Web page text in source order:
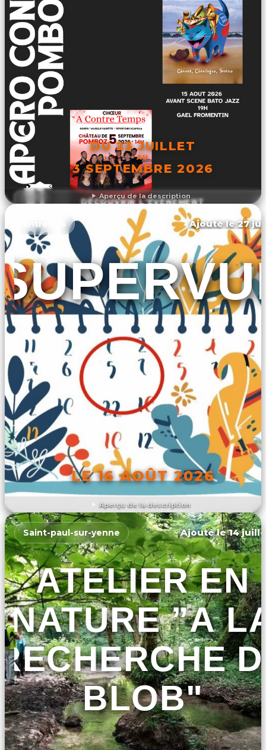
Aperçu de la description
DU 23 JUILLET
AU
3 SEPTEMBRE 2026
DÉCOUVRIR L'ÉVÉNEMENT
Aperçu de la description
Entrelacs Ajouté le 27
LE 16 AOÛT 2026
DÉCOUVRIR L'ÉVÉNEMENT
Saint-paul-sur-yenne Ajouté le 14
ATELIER EN
NATURE ”A
BLOB"